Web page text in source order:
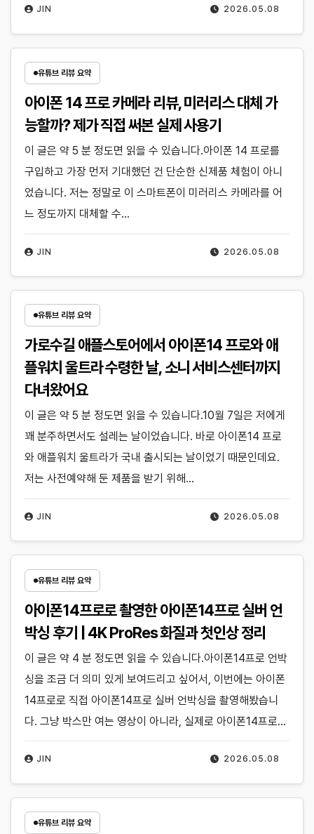
2026.05.08
JIN
유튜브 리뷰 요약
아이폰 14 프로 카메라 리뷰, 미러리스 대체 가
능할까? 제가 직접 써본 실제 사용기
2026.05.08
JIN
이 글은 약 5 분 정도면 읽을 수 있습니다.아이폰 14 프로를
구입하고 가장 먼저 기대했던 건 단순한 신제품 체험이 아니
었습니다. 저는 정말로 이 스마트폰이 미러리스 카메라를 어
느 정도까지 대체할 수…
유튜브 리뷰 요약
가로수길 애플스토어에서 아이폰14 프로와 애
플워치 울트라 수령한 날, 소니 서비스센터까지
다녀왔어요
2026.05.08
JIN
이 글은 약 5 분 정도면 읽을 수 있습니다.10월 7일은 저에게
꽤 분주하면서도 설레는 날이었습니다. 바로 아이폰14 프로
와 애플워치 울트라가 국내 출시되는 날이었기 때문인데요.
저는 사전예약해 둔 제품을 받기 위해…
유튜브 리뷰 요약
아이폰14프로로 촬영한 아이폰14프로 실버 언
박싱 후기 | 4K ProRes 화질과 첫인상 정리
2026.05.08
JIN
이 글은 약 4 분 정도면 읽을 수 있습니다.아이폰14프로 언박
싱을 조금 더 의미 있게 보여드리고 싶어서, 이번에는 아이폰
14프로로 직접 아이폰14프로 실버 언박싱을 촬영해봤습니
다. 그냥 박스만 여는 영상이 아니라, 실제로 아이폰14프로…
유튜브 리뷰 요약